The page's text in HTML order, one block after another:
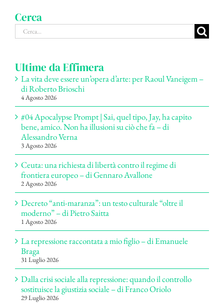
Cerca
Cerca
per:
Ultime da Effimera
La vita deve essere un’opera d’arte: per Raoul Vaneigem –
di Roberto Brioschi
4 Agosto 2026
#04 Apocalypse Prompt | Sai, quel tipo, Jay, ha capito
bene, amico. Non ha illusioni su ciò che fa – di
Alessandro Verna
3 Agosto 2026
Ceuta: una richiesta di libertà contro il regime di
frontiera europeo – di Gennaro Avallone
2 Agosto 2026
Decreto “anti-maranza”: un testo culturale “oltre il
moderno” – di Pietro Saitta
1 Agosto 2026
La repressione raccontata a mio figlio – di Emanuele
Braga
31 Luglio 2026
Dalla crisi sociale alla repressione: quando il controllo
sostituisce la giustizia sociale – di Franco Oriolo
29 Luglio 2026